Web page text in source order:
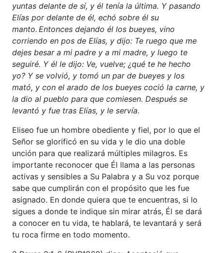
yuntas delante de sí, y él tenía la última. Y pasando
Elías por delante de él, echó sobre él su
manto. Entonces dejando él los bueyes, vino
corriendo en pos de Elías, y dijo: Te ruego que me
dejes besar a mi padre y a mi madre, y luego te
seguiré. Y él le dijo: Ve, vuelve; ¿qué te he hecho
yo? Y se volvió, y tomó un par de bueyes y los
mató, y con el arado de los bueyes coció la carne, y
la dio al pueblo para que comiesen. Después se
levantó y fue tras Elías, y le servía.
Eliseo fue un hombre obediente y fiel, por lo que el
Señor se glorificó en su vida y le dio una doble
unción para que realizará múltiples milagros. Es
importante reconocer que Él llama a las personas
activas y sensibles a Su Palabra y a Su voz porque
sabe que cumplirán con el propósito que les fue
asignado. En donde quiera que te encuentras, si lo
sigues a donde te indique sin mirar atrás, Él se dará
a conocer en tu vida, te hablará, te levantará y será
tu roca firme en todo momento.